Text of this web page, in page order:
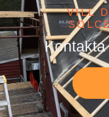
VILL